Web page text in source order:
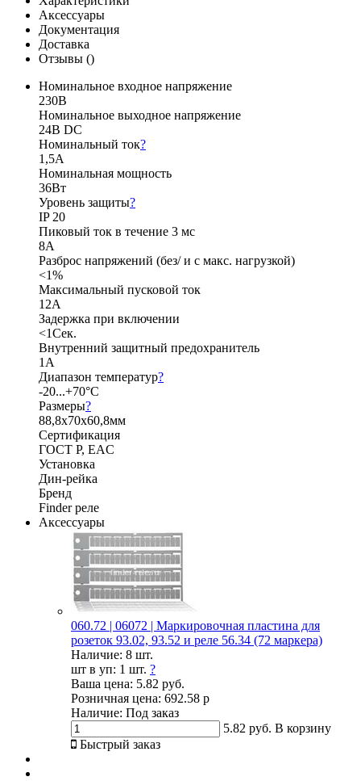
Аксессуары
Документация
Доставка
Отзывы ()
Номинальное входное напряжение
230В
Номинальное выходное напряжение
24В DC
Номинальный ток?
1,5А
Номинальная мощность
36Вт
Уровень защиты?
IP 20
Пиковый ток в течение 3 мс
8А
Разброс напряжений (без/ и с макс. нагрузкой)
<1%
Максимальный пусковой ток
12А
Задержка при включении
<1Сек.
Внутренний защитный предохранитель
1А
Диапазон температур?
-20...+70°C
Размеры?
88,8х70х60,8мм
Сертификация
ГОСТ Р, EAC
Установка
Дин-рейка
Бренд
Finder реле
Аксессуары
060.72 | 06072 | Маркировочная пластина для
розеток 93.02, 93.52 и реле 56.34 (72 маркера)
Наличие: 8 шт.
шт в уп: 1 шт. ?
Ваша цена: 5.82 руб.
Розничная цена: 692.58 р
Наличие: Под заказ
5.82 руб. В корзину
Быстрый заказ